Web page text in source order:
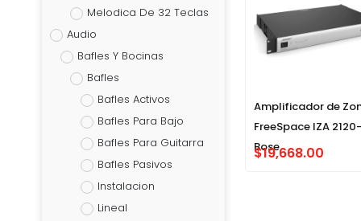
Melodica De 32 Teclas
Audio
Bafles Y Bocinas
Bafles
Bafles Activos
Bafles Para Bajo
Bafles Para Guitarra
Bafles Pasivos
Instalacion
Lineal
Amplificador de
FreeSpace IZA
Bose
$19,668.00